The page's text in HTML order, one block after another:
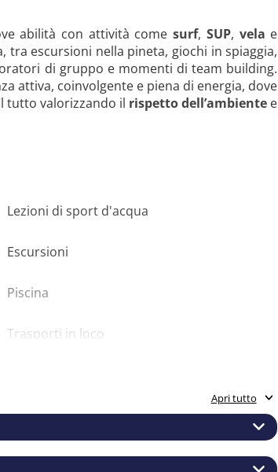
abilità con attività comesurf, SUP, vela e
tra escursioni nella pineta, giochi in spiaggia,
di gruppo e momenti di team building.
attiva, coinvolgente e piena di energia, dove
tutto valorizzando il rispetto dell’ambiente e
Lezioni di sport d'acqua
Escursioni
Piscina
Trasporti in loco
Apri tutto